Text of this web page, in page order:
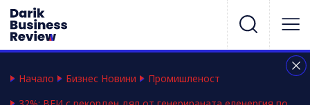
Начало Бизнес Новини
Промишленост